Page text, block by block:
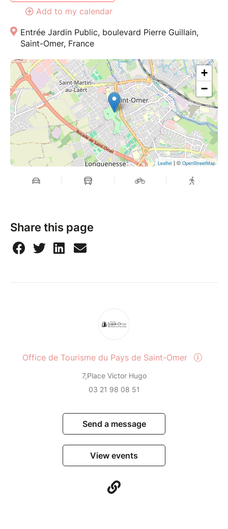
Add to my calendar
Entrée Jardin Public, boulevard Pierre Guillain,
Saint-Omer, France
+
−
Leaflet | © OpenStreetMap
Share this page
Office de Tourisme du Pays de Saint-Omer
7,Place Victor Hugo
03 21 98 08 51
Send a message
View events